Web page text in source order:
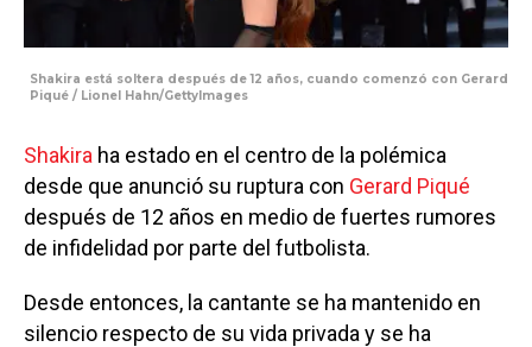
Shakira está soltera después de 12 años, cuando comenzó con Gerard
Piqué / Lionel Hahn/GettyImages
Shakira ha estado en el centro de la polémica
desde que anunció su ruptura con Gerard Piqué
después de 12 años en medio de fuertes rumores
de infidelidad por parte del futbolista.
Desde entonces, la cantante se ha mantenido en
silencio respecto de su vida privada y se ha